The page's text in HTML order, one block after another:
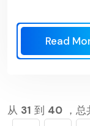
Read
从 31 到 40 ，总